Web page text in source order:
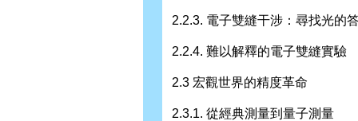
2.2.3. 電子雙縫干涉：尋找光的
2.2.4. 難以解釋的電子雙縫實驗
2.3 宏觀世界的精度革命
2.3.1. 從經典測量到量子測量